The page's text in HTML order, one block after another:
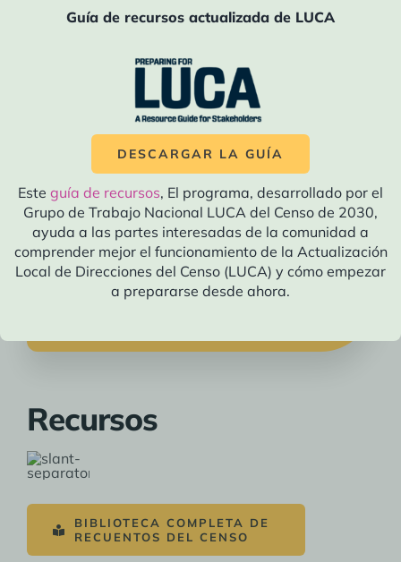
de lectura contará con una serie de libros
para profundizar nuestra comprensión del
censo y sus impactos. Los miembros del club
de lectura leerán un libro cada trimestre y se
reunirán como...
Regístrese para nuestro próximo
evento del club de lectura del censo
Recursos
BIBLIOTECA COMPLETA DE
RECUENTOS DEL CENSO
Guía de recursos actualizada de LUCA
DESCARGAR LA GUÍA
Este guía de recursos, El programa, desarrollado por el
Grupo de Trabajo Nacional LUCA del Censo de 2030,
ayuda a las partes interesadas de la comunidad a
comprender mejor el funcionamiento de la Actualización
Local de Direcciones del Censo (LUCA) y cómo empezar
a prepararse desde ahora.